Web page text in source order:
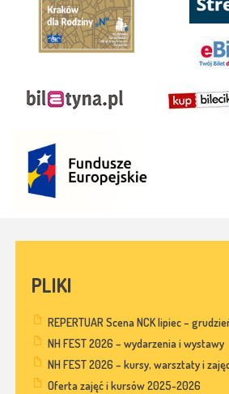
PLIKI
REPERTUAR Scena NCK lipiec –
NH FEST 2026 – wydarzenia i wystawy
NH FEST 2026 – kursy, warsztaty i
Oferta zajęć i kursów 2025-2026